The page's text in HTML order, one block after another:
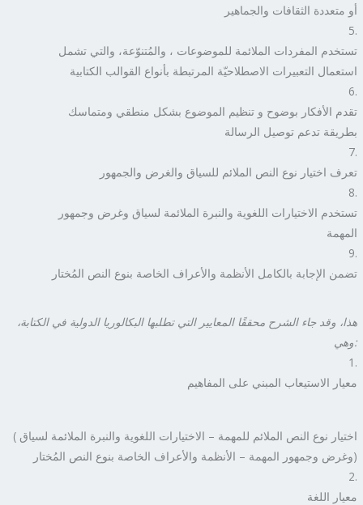
أو متعددة الثقافات والجماهير
تستخدم المفردات الملائمة للموضوعات ، والمُتنوّعة، والتي تشمل
استعمال التعبيرات الاصطلاحيّة المرتبطة بأنواع القوالب الكتابية
تقدم الأفكار بوضوح و تنظيم الموضوع بشكل منطقي ومتماسك
بطريقة تدعم توصيل الرسالة
تعرف اختيار نوع النص الملائم للسياق والغرض والجمهور
تستخدم الاختيارات اللغوية والنبرة الملائمة لسياق وغرض وجمهور
المهمة
تضمن الإجابة بالكامل الأنظمة والأعراف الخاصة بنوع النص المُختار
هذا، وقد جاء الشرح محققًا المعايير التي تطلبها البكالوريا الدولية في الكتابة،
وهي:
معيار الاستيعاب المبني على المفاهيم
( اختيار نوع النص الملائم للمهمة – الاختيارات اللغوية والنبرة الملائمة لسياق
وغرض وجمهور المهمة – الأنظمة والأعراف الخاصة بنوع النص المُختار)
معيار اللغة